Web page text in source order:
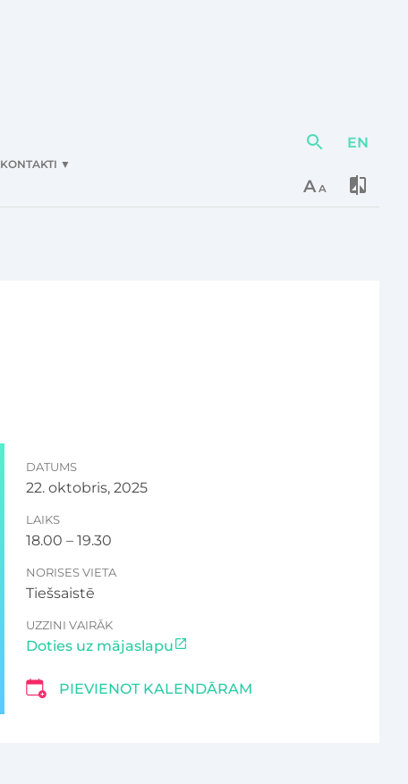
KONTAKTI ▼
DarbībasEN
AA
DATUMS
22. oktobris, 2025
LAIKS
18.00 – 19.30
NORISES VIETA
Tiešsaistē
UZZINI VAIRĀK
Doties uz mājaslapu
PIEVIENOT KALENDĀRAM